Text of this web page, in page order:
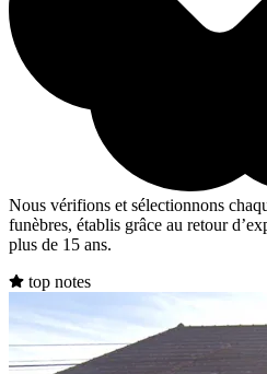
Nous vérifions et sélectionnons
funèbres, établis grâce au retour
plus de 15 ans.
top notes